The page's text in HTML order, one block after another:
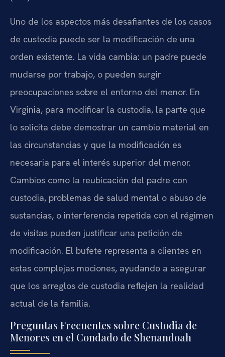
Uno de los aspectos más desafiantes de los casos
de custodia puede ser la modificación de una
orden existente. La vida cambia: un padre puede
mudarse por trabajo, o pueden surgir
preocupaciones sobre el entorno del menor. En
Virginia, para modificar la custodia, la parte que
lo solicita debe demostrar un cambio material en
las circunstancias y que la modificación es
necesaria para el interés superior del menor.
Cambios como la reubicación del padre con
custodia, problemas de salud mental o abuso de
sustancias, o interferencia repetida con el régimen
de visitas pueden justificar una petición de
modificación. El bufete representa a clientes en
estas complejas mociones, ayudando a asegurar
que los arreglos de custodia reflejen la realidad
actual de la familia.
Preguntas Frecuentes sobre Custodia de
Menores en el Condado de Shenandoah